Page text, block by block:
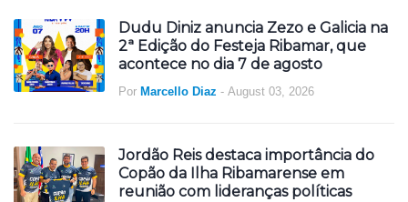
Dudu Diniz anuncia Zezo e Galicia na
2ª Edição do Festeja Ribamar, que
acontece no dia 7 de agosto
Por Marcello Diaz - August 03, 2026
Jordão Reis destaca importância do
Copão da Ilha Ribamarense em
reunião com lideranças políticas